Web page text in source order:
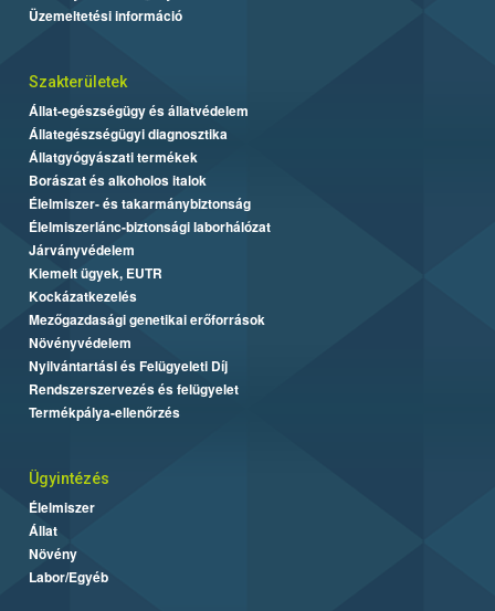
Üzemeltetési információ
Szakterületek
Állat-egészségügy és állatvédelem
Állategészségügyi diagnosztika
Állatgyógyászati termékek
Borászat és alkoholos italok
Élelmiszer- és takarmánybiztonság
Élelmiszerlánc-biztonsági laborhálózat
Járványvédelem
Kiemelt ügyek, EUTR
Kockázatkezelés
Mezőgazdasági genetikai erőforrások
Növényvédelem
Nyilvántartási és Felügyeleti Díj
Rendszerszervezés és felügyelet
Termékpálya-ellenőrzés
Ügyintézés
Élelmiszer
Állat
Növény
Labor/Egyéb